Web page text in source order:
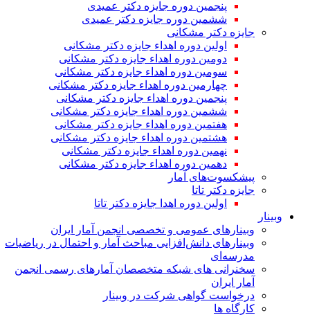
پنجمین دوره جایزه دکتر عمیدی
ششمین دوره جایزه دکتر عمیدی
جایزه دکتر مشکانی
اولین دوره اهداء جایزه دکتر مشکانی
دومین دوره اهداء جایزه دکتر مشکانی
سومین دوره اهداء جایزه دکتر مشکانی
چهارمین دوره اهداء جایزه دکتر مشکانی
پنجمین دوره اهداء جایزه دکتر مشکانی
ششمین دوره اهداء جایزه دکتر مشکانی
هفتمین دوره اهداء جایزه دکتر مشکانی
هشتمین دوره اهداء جایزه دکتر مشکانی
نهمین دوره اهداء جایزه دکتر مشکانی
دهمین دوره اهداء جایزه دکتر مشکانی
پیشکسوت‌های آمار
جایزه دکتر تاتا
اولین دوره اهدا جایزه دکتر تاتا
وبینار
وبینارهای عمومی و تخصصی انجمن آمار ایران
وبینارهای دانش‌افزایی مباحث آمار و احتمال در ریاضیات
مدرسه‌ای
سخنرانی های شبکه متخصصان آمارهای رسمی انجمن
آمار ایران
درخواست گواهی شرکت در وبینار
کارگاه ها